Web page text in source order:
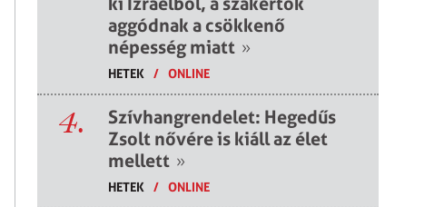
aggódnak a csökkenő
népesség miatt »
HETEK / ONLINE
4.
Szívhangrendelet: Hegedűs
Zsolt nővére is kiáll az élet
mellett »
HETEK / ONLINE